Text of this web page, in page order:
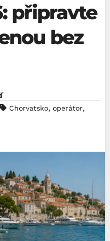
připravte
bez
Chorvatsko, operátor,